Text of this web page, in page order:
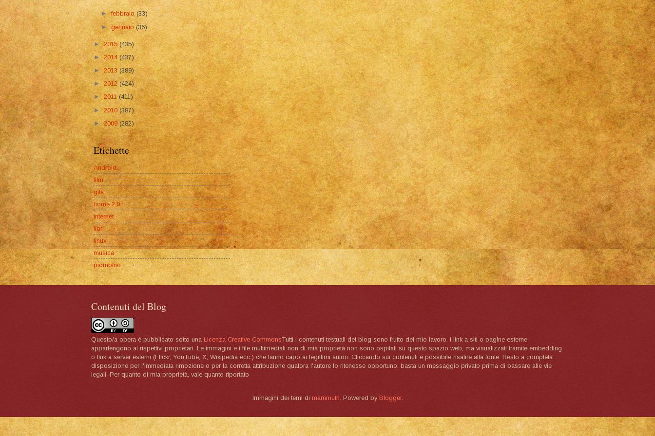
►febbraio(33)
►gennaio(36)
►2015(435)
►2014(437)
►2013(389)
►2012(424)
►2011 (411)
►2010(387)
►2009(282)
Etichette
Android
film
gita
home 2.0
internet
libri
linux
musica
piombino
Contenuti del Blog
Questo/a opera è pubblicato sotto una Licenza Creative CommonsTutti i contenuti testuali del blog sono frutto del mio lavoro. I link a siti o pagine esterne
appartengono ai rispettivi proprietari. Le immagini e i file multimediali non di mia proprietà non sono ospitati su questo spazio web, ma visualizzati tramite embedding
o link a server esterni (Flickr, YouTube, X, Wikipedia ecc.) che fanno capo ai legittimi autori. Cliccando sui contenuti è possibile risalire alla fonte. Resto a completa
disposizione per l'immediata rimozione o per la corretta attribuzione qualora l'autore lo ritenesse opportuno: basta un messaggio privato prima di passare alle vie
legali. Per quanto di mia proprietà, vale quanto riportato
Immagini dei temi di mammuth. Powered by Blogger.